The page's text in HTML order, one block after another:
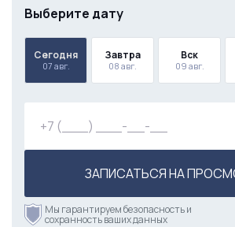
Выберите дату
Сегодня
07 авг.
Завтра
08 авг.
Вск
09 авг.
ЗАПИСАТЬСЯ НА
Мы гарантируем безопасность и
сохранность ваших данных